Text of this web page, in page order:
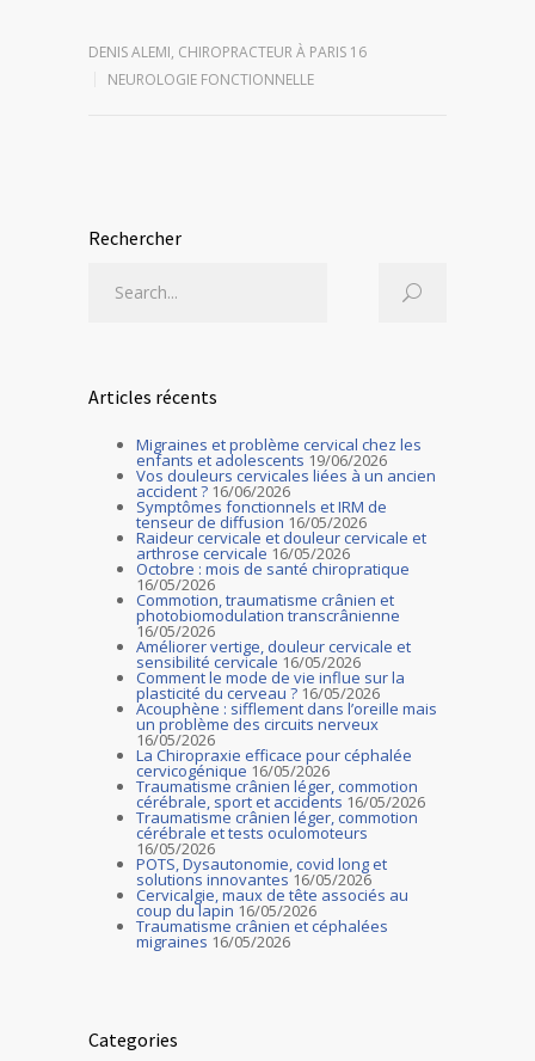
DENIS ALEMI, CHIROPRACTEUR À PARIS 16
NEUROLOGIE FONCTIONNELLE
Rechercher
Articles récents
Migraines et problème cervical chez les
enfants et adolescents 19/06/2026
Vos douleurs cervicales liées à un ancien
accident ? 16/06/2026
Symptômes fonctionnels et IRM de
tenseur de diffusion 16/05/2026
Raideur cervicale et douleur cervicale et
arthrose cervicale 16/05/2026
Octobre : mois de santé chiropratique
16/05/2026
Commotion, traumatisme crânien et
photobiomodulation transcrânienne
16/05/2026
Améliorer vertige, douleur cervicale et
sensibilité cervicale 16/05/2026
Comment le mode de vie influe sur la
plasticité du cerveau ? 16/05/2026
Acouphène : sifflement dans l’oreille mais
un problème des circuits nerveux
16/05/2026
La Chiropraxie efficace pour céphalée
cervicogénique 16/05/2026
Traumatisme crânien léger, commotion
cérébrale, sport et accidents 16/05/2026
Traumatisme crânien léger, commotion
cérébrale et tests oculomoteurs
16/05/2026
POTS, Dysautonomie, covid long et
solutions innovantes 16/05/2026
Cervicalgie, maux de tête associés au
coup du lapin 16/05/2026
Traumatisme crânien et céphalées
migraines 16/05/2026
Categories